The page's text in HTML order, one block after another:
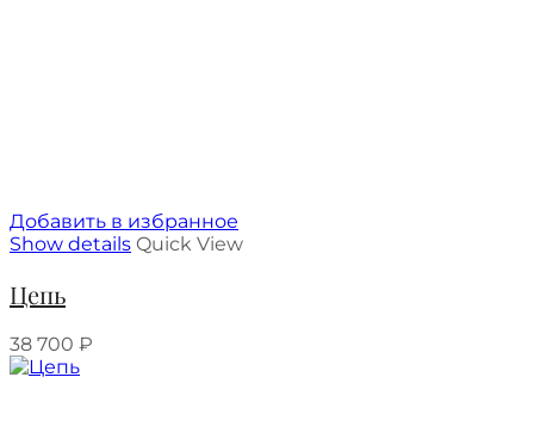
Добавить в избранное
Show details Quick View
Цепь
38 700 ₽